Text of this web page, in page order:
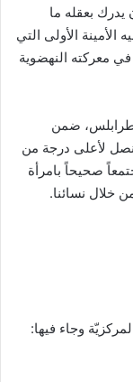
يدرك بعقله ما
الأمينة الأولى التي
معركته النهضوية
طرابلس، ضمن
لأعلى درجة من
صحيحاً بامرأة
خلال نسائنا.
وجاء فيها: